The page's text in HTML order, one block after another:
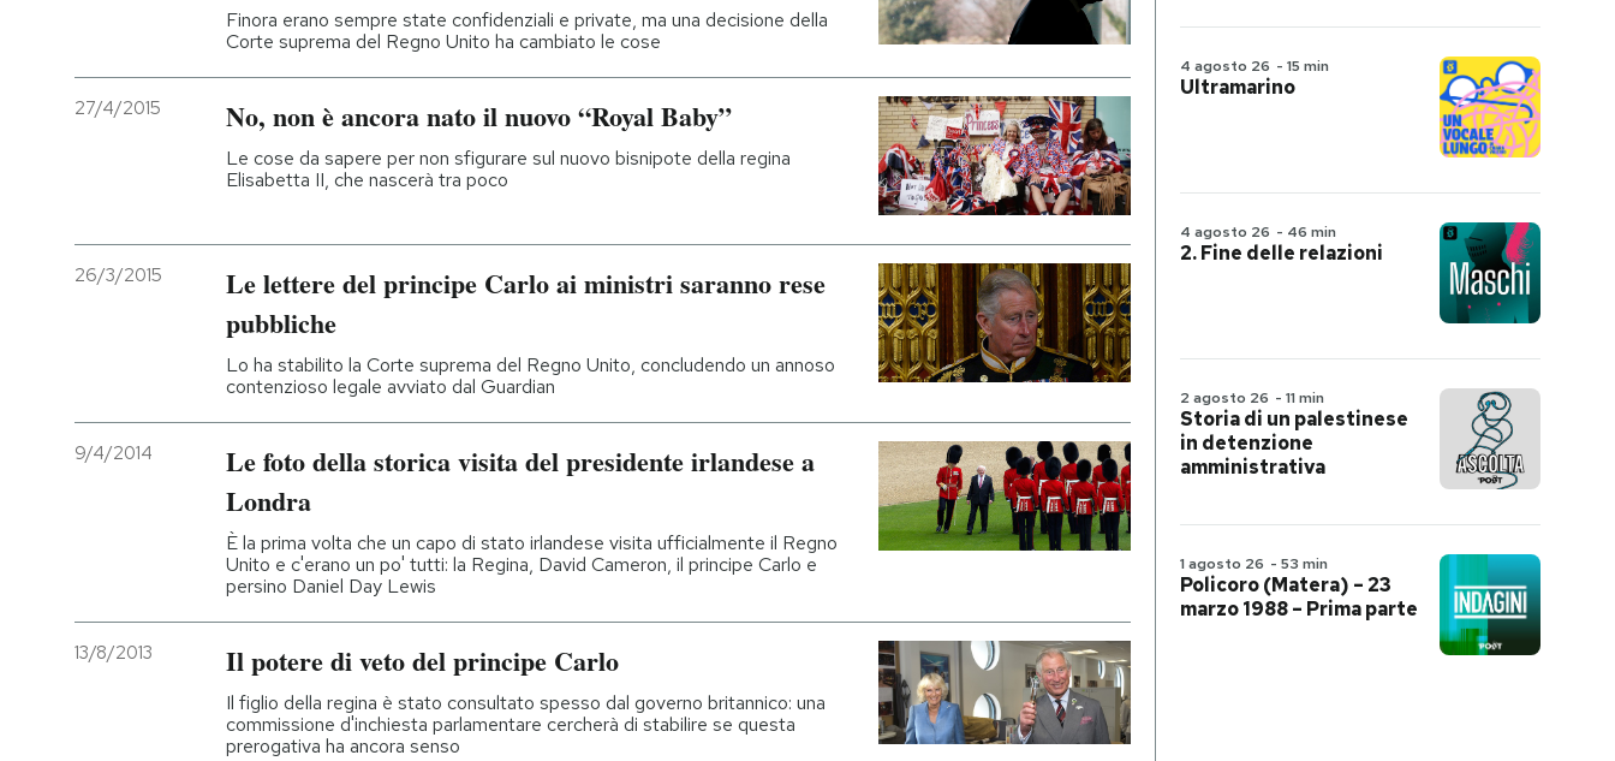
Finora erano sempre state confidenziali e private, ma una decisione della
Corte suprema del Regno Unito ha cambiato le cose
27/4/2015 No, non è ancora nato il nuovo “Royal Baby”
Le cose da sapere per non sfigurare sul nuovo bisnipote della regina
Elisabetta II, che nascerà tra poco
26/3/2015
Le lettere del principe Carlo ai ministri saranno rese
pubbliche
Lo ha stabilito la Corte suprema del Regno Unito, concludendo un annoso
contenzioso legale avviato dal Guardian
9/4/2014
Le foto della storica visita del presidente irlandese a
Londra
È la prima volta che un capo di stato irlandese visita ufficialmente il Regno
Unito e c'erano un po' tutti: la Regina, David Cameron, il principe Carlo e
persino Daniel Day Lewis
13/8/2013 Il potere di veto del principe Carlo
Il figlio della regina è stato consultato spesso dal governo britannico: una
commissione d'inchiesta parlamentare cercherà di stabilire se questa
prerogativa ha ancora senso
4 agosto 26 - 15 min
Ultramarino
4 agosto 26 - 46 min
2. Fine delle relazioni
2 agosto 26 - 11 min
Storia di un palestinese
in detenzione
amministrativa
1 agosto 26 - 53 min
Policoro (Matera) – 23
marzo 1988 – Prima parte